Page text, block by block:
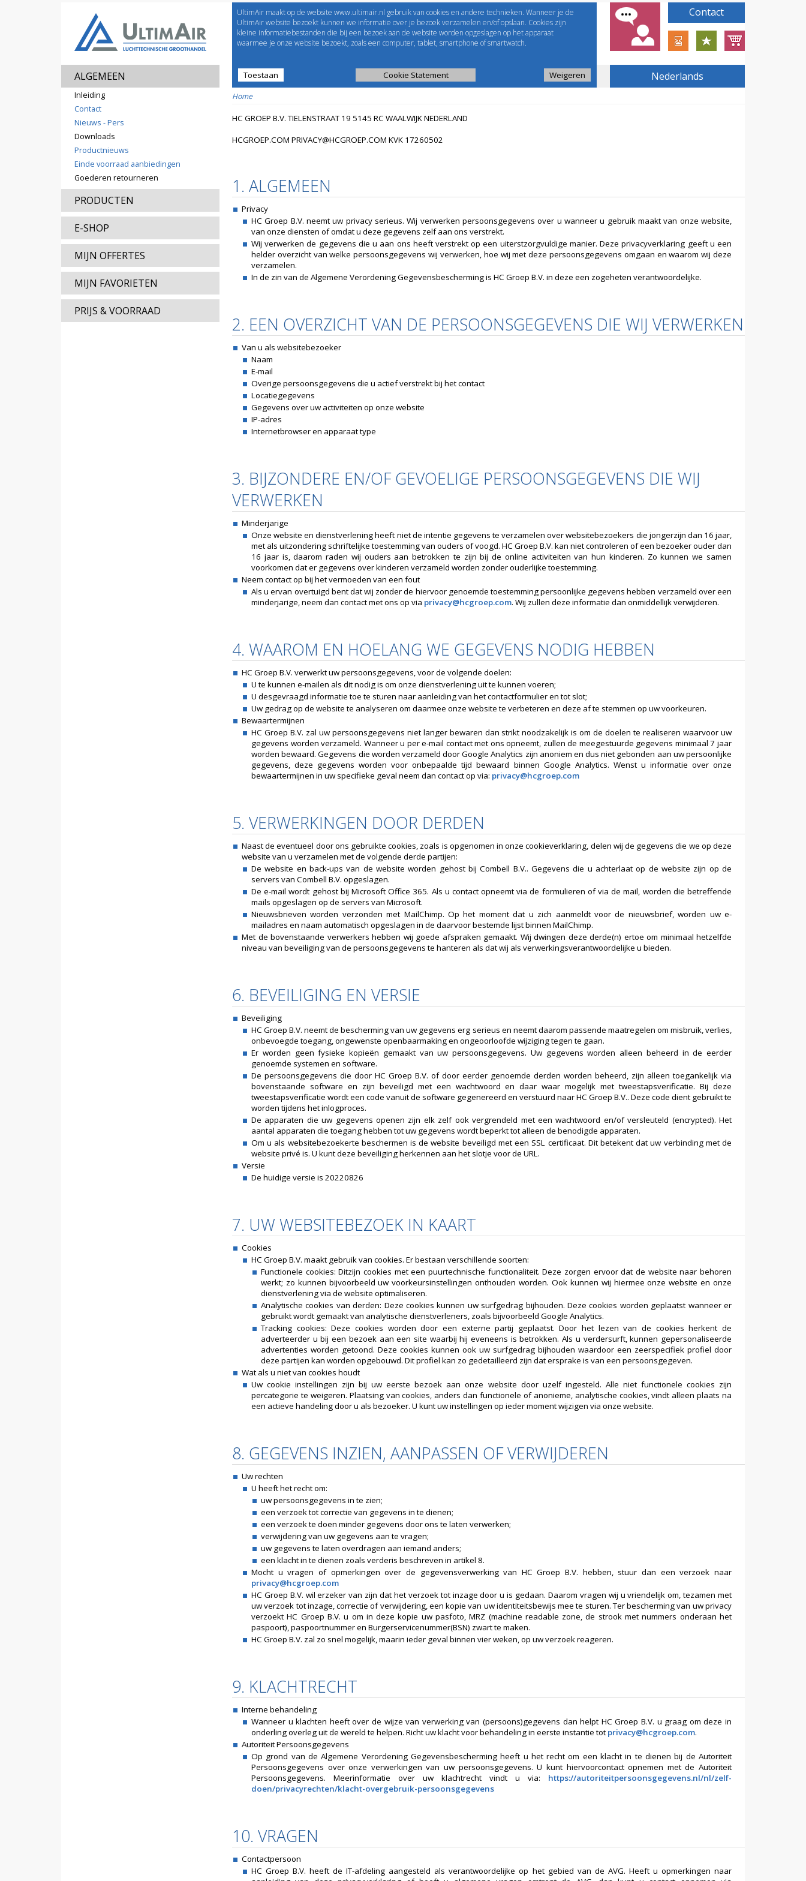
ALGEMEEN
Inleiding
Contact
Nieuws - Pers
Downloads
Productnieuws
Einde voorraad aanbiedingen
Goederen retourneren
PRODUCTEN
E-SHOP
MIJN OFFERTES
MIJN FAVORIETEN
PRIJS & VOORRAAD
EShop-nummer
Wachtwoord
Welcome toUltimAir
Prijslijst Selectie tools
UltimAir maakt op de website www.ultimair.nl gebruik van cookies en andere technieken. Wanneer je de
UltimAir website bezoekt kunnen we informatie over je bezoek verzamelen en/of opslaan. Cookies zijn
kleine informatiebestanden die bij een bezoek aan de website worden opgeslagen op het apparaat
waarmee je onze website bezoekt, zoals een computer, tablet, smartphone of smartwatch.
Toestaan Cookie Statement Weigeren Nederlands
Contact
Home
HC GROEP B.V. TIELENSTRAAT 19 5145 RC WAALWIJK NEDERLAND
HCGROEP.COM PRIVACY@HCGROEP.COM KVK 17260502
1. ALGEMEEN
Privacy
HC Groep B.V. neemt uw privacy serieus. Wij verwerken persoonsgegevens over u wanneer u gebruik maakt van onze website,
van onze diensten of omdat u deze gegevens zelf aan ons verstrekt.
Wij verwerken de gegevens die u aan ons heeft verstrekt op een uiterstzorgvuldige manier. Deze privacyverklaring geeft u een
helder overzicht van welke persoonsgegevens wij verwerken, hoe wij met deze persoonsgegevens omgaan en waarom wij deze
verzamelen.
In de zin van de Algemene Verordening Gegevensbescherming is HC Groep B.V. in deze een zogeheten verantwoordelijke.
2. EEN OVERZICHT VAN DE PERSOONSGEGEVENS DIE WIJ VERWERKEN
Van u als websitebezoeker
Naam
E-mail
Overige persoonsgegevens die u actief verstrekt bij het contact
Locatiegegevens
Gegevens over uw activiteiten op onze website
IP-adres
Internetbrowser en apparaat type
3. BIJZONDERE EN/OF GEVOELIGE PERSOONSGEGEVENS DIE WIJ
VERWERKEN
Minderjarige
Onze website en dienstverlening heeft niet de intentie gegevens te verzamelen over websitebezoekers die jongerzijn dan 16 jaar,
met als uitzondering schriftelijke toestemming van ouders of voogd. HC Groep B.V. kan niet controleren of een bezoeker ouder dan
16 jaar is, daarom raden wij ouders aan betrokken te zijn bij de online activiteiten van hun kinderen. Zo kunnen we samen
voorkomen dat er gegevens over kinderen verzameld worden zonder ouderlijke toestemming.
Neem contact op bij het vermoeden van een fout
Als u ervan overtuigd bent dat wij zonder de hiervoor genoemde toestemming persoonlijke gegevens hebben verzameld over een
minderjarige, neem dan contact met ons op via privacy@hcgroep.com. Wij zullen deze informatie dan onmiddellijk verwijderen.
4. WAAROM EN HOELANG WE GEGEVENS NODIG HEBBEN
HC Groep B.V. verwerkt uw persoonsgegevens, voor de volgende doelen:
U te kunnen e-mailen als dit nodig is om onze dienstverlening uit te kunnen voeren;
U desgevraagd informatie toe te sturen naar aanleiding van het contactformulier en tot slot;
Uw gedrag op de website te analyseren om daarmee onze website te verbeteren en deze af te stemmen op uw voorkeuren.
Bewaartermijnen
HC Groep B.V. zal uw persoonsgegevens niet langer bewaren dan strikt noodzakelijk is om de doelen te realiseren waarvoor uw
gegevens worden verzameld. Wanneer u per e-mail contact met ons opneemt, zullen de meegestuurde gegevens minimaal 7 jaar
worden bewaard. Gegevens die worden verzameld door Google Analytics zijn anoniem en dus niet gebonden aan uw persoonlijke
gegevens, deze gegevens worden voor onbepaalde tijd bewaard binnen Google Analytics. Wenst u informatie over onze
bewaartermijnen in uw specifieke geval neem dan contact op via: privacy@hcgroep.com
5. VERWERKINGEN DOOR DERDEN
Naast de eventueel door ons gebruikte cookies, zoals is opgenomen in onze cookieverklaring, delen wij de gegevens die we op deze
website van u verzamelen met de volgende derde partijen:
De website en back-ups van de website worden gehost bij Combell B.V.. Gegevens die u achterlaat op de website zijn op de
servers van Combell B.V. opgeslagen.
De e-mail wordt gehost bij Microsoft Office 365. Als u contact opneemt via de formulieren of via de mail, worden die betreffende
mails opgeslagen op de servers van Microsoft.
Nieuwsbrieven worden verzonden met MailChimp. Op het moment dat u zich aanmeldt voor de nieuwsbrief, worden uw e-
mailadres en naam automatisch opgeslagen in de daarvoor bestemde lijst binnen MailChimp.
Met de bovenstaande verwerkers hebben wij goede afspraken gemaakt. Wij dwingen deze derde(n) ertoe om minimaal hetzelfde
niveau van beveiliging van de persoonsgegevens te hanteren als dat wij als verwerkingsverantwoordelijke u bieden.
6. BEVEILIGING EN VERSIE
Beveiliging
HC Groep B.V. neemt de bescherming van uw gegevens erg serieus en neemt daarom passende maatregelen om misbruik, verlies,
onbevoegde toegang, ongewenste openbaarmaking en ongeoorloofde wijziging tegen te gaan.
Er worden geen fysieke kopieën gemaakt van uw persoonsgegevens. Uw gegevens worden alleen beheerd in de eerder
genoemde systemen en software.
De persoonsgegevens die door HC Groep B.V. of door eerder genoemde derden worden beheerd, zijn alleen toegankelijk via
bovenstaande software en zijn beveiligd met een wachtwoord en daar waar mogelijk met tweestapsverificatie. Bij deze
tweestapsverificatie wordt een code vanuit de software gegenereerd en verstuurd naar HC Groep B.V.. Deze code dient gebruikt te
worden tijdens het inlogproces.
De apparaten die uw gegevens openen zijn elk zelf ook vergrendeld met een wachtwoord en/of versleuteld (encrypted). Het
aantal apparaten die toegang hebben tot uw gegevens wordt beperkt tot alleen de benodigde apparaten.
Om u als websitebezoekerte beschermen is de website beveiligd met een SSL certificaat. Dit betekent dat uw verbinding met de
website privé is. U kunt deze beveiliging herkennen aan het slotje voor de URL.
Versie
De huidige versie is 20220826
7. UW WEBSITEBEZOEK IN KAART
Cookies
HC Groep B.V. maakt gebruik van cookies. Er bestaan verschillende soorten:
Functionele cookies: Ditzijn cookies met een puurtechnische functionaliteit. Deze zorgen ervoor dat de website naar behoren
werkt; zo kunnen bijvoorbeeld uw voorkeursinstellingen onthouden worden. Ook kunnen wij hiermee onze website en onze
dienstverlening via de website optimaliseren.
Analytische cookies van derden: Deze cookies kunnen uw surfgedrag bijhouden. Deze cookies worden geplaatst wanneer er
gebruikt wordt gemaakt van analytische dienstverleners, zoals bijvoorbeeld Google Analytics.
Tracking cookies: Deze cookies worden door een externe partij geplaatst. Door het lezen van de cookies herkent de
adverteerder u bij een bezoek aan een site waarbij hij eveneens is betrokken. Als u verdersurft, kunnen gepersonaliseerde
advertenties worden getoond. Deze cookies kunnen ook uw surfgedrag bijhouden waardoor een zeerspecifiek profiel door
deze partijen kan worden opgebouwd. Dit profiel kan zo gedetailleerd zijn dat ersprake is van een persoonsgegeven.
Wat als u niet van cookies houdt
Uw cookie instellingen zijn bij uw eerste bezoek aan onze website door uzelf ingesteld. Alle niet functionele cookies zijn
percategorie te weigeren. Plaatsing van cookies, anders dan functionele of anonieme, analytische cookies, vindt alleen plaats na
een actieve handeling door u als bezoeker. U kunt uw instellingen op ieder moment wijzigen via onze website.
8. GEGEVENS INZIEN, AANPASSEN OF VERWIJDEREN
Uw rechten
U heeft het recht om:
uw persoonsgegevens in te zien;
een verzoek tot correctie van gegevens in te dienen;
een verzoek te doen minder gegevens door ons te laten verwerken;
verwijdering van uw gegevens aan te vragen;
uw gegevens te laten overdragen aan iemand anders;
een klacht in te dienen zoals verderis beschreven in artikel 8.
Mocht u vragen of opmerkingen over de gegevensverwerking van HC Groep B.V. hebben, stuur dan een verzoek naar
privacy@hcgroep.com
HC Groep B.V. wil erzeker van zijn dat het verzoek tot inzage door u is gedaan. Daarom vragen wij u vriendelijk om, tezamen met
uw verzoek tot inzage, correctie of verwijdering, een kopie van uw identiteitsbewijs mee te sturen. Ter bescherming van uw privacy
verzoekt HC Groep B.V. u om in deze kopie uw pasfoto, MRZ (machine readable zone, de strook met nummers onderaan het
paspoort), paspoortnummer en Burgerservicenummer(BSN) zwart te maken.
HC Groep B.V. zal zo snel mogelijk, maarin ieder geval binnen vier weken, op uw verzoek reageren.
9. KLACHTRECHT
Interne behandeling
Wanneer u klachten heeft over de wijze van verwerking van (persoons)gegevens dan helpt HC Groep B.V. u graag om deze in
onderling overleg uit de wereld te helpen. Richt uw klacht voor behandeling in eerste instantie tot privacy@hcgroep.com.
Autoriteit Persoonsgegevens
Op grond van de Algemene Verordening Gegevensbescherming heeft u het recht om een klacht in te dienen bij de Autoriteit
Persoonsgegevens over onze verwerkingen van uw persoonsgegevens. U kunt hiervoorcontact opnemen met de Autoriteit
Persoonsgegevens. Meerinformatie over uw klachtrecht vindt u via: https://autoriteitpersoonsgegevens.nl/nl/zelf-
doen/privacyrechten/klacht-overgebruik-persoonsgegevens
10. VRAGEN
Contactpersoon
HC Groep B.V. heeft de IT-afdeling aangesteld als verantwoordelijke op het gebied van de AVG. Heeft u opmerkingen naar